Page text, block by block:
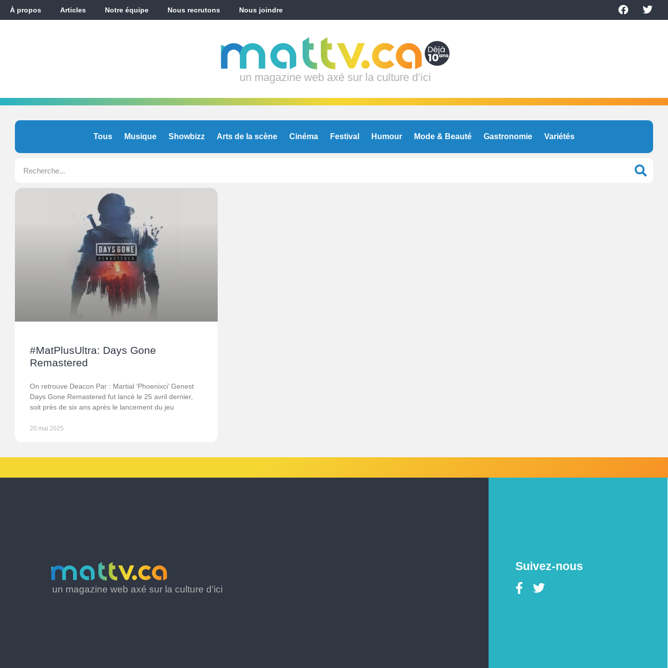
À propos Articles Notre équipe Nous recrutons Nous joindre
un magazine web axé sur la culture d’ici
Tous Musique Showbizz Arts de la scène Cinéma Festival Humour Mode & Beauté Gastronomie Variétés
#MatPlusUltra: Days Gone
Remastered
On retrouve Deacon Par : Martial ‘Phoenixci’ Genest
Days Gone Remastered fut lancé le 25 avril dernier,
soit près de six ans après le lancement du jeu
20 mai 2025
un magazine web axé sur la culture d’ici
Suivez-nous